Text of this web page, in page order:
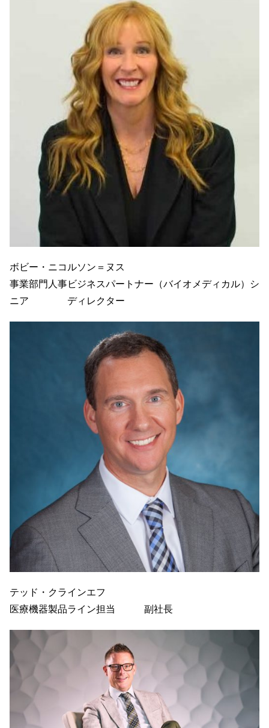
ボビー・ニコルソン＝ヌス
事業部門人事ビジネスパートナー（バイオメディカル）シ
ニア ディレクター
テッド・クラインエフ
医療機器製品ライン担当 副社長